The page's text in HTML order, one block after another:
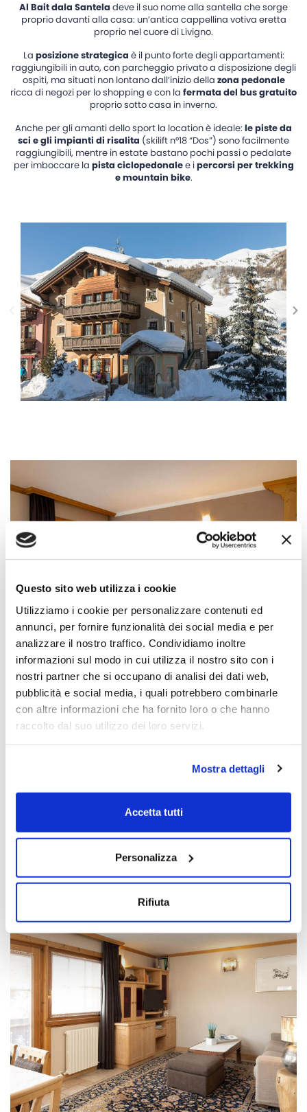
Questo sito web utilizza i cookie
Utilizziamo i cookie per personalizzare contenuti ed
annunci, per fornire funzionalità dei social media e per
analizzare il nostro traffico. Condividiamo inoltre
informazioni sul modo in cui utilizza il nostro sito con i
nostri partner che si occupano di analisi dei dati web,
pubblicità e social media, i quali potrebbero combinarle
con altre informazioni che ha fornito loro o che hanno
raccolto dal suo utilizzo dei loro servizi.
Mostra dettagli
Accetta tutti
Personalizza
Rifiuta
Al Bait dala Santela deve il suo nome alla santella che sorge
proprio davanti alla casa: un’antica cappellina votiva eretta
proprio nel cuore di Livigno.
La posizione strategica è il punto forte degli appartamenti:
raggiungibili in auto, con parcheggio privato a disposizione degli
ospiti, ma situati non lontano dall’inizio della zona pedonale
ricca di negozi per lo shopping e con la fermata del bus gratuito
proprio sotto casa in inverno.
Anche per gli amanti dello sport la location è ideale: le piste da
sci e gli impianti di risalita (skilift n°18 “Dos”) sono facilmente
raggiungibili, mentre in estate bastano pochi passi o pedalate
per imboccare la pista ciclopedonalee ipercorsi per trekking
e mountain bike.
Appartamento 1
Superficie:35 m
SCOPRI